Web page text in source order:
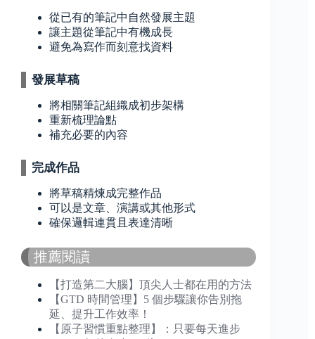
從已有的筆記中自然發展主題
讓主題從筆記中有機成長
避免為寫作而刻意找資料
發展草稿
將相關筆記組織成初步架構
重新梳理論點
補充必要的內容
完成作品
將草稿精煉成完整作品
可以是文章、演講或其他形式
確保邏輯連貫且表達清晰
推薦閱讀
【打造第二大腦】頂尖人士都在用的方法
【GTD 時間管理】5 個步驟讓你告別拖
延、提升工作效率！
【原子習慣重點整理】：只要每天進步